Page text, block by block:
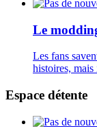
Le
Les fans
histoires,
Espace détente